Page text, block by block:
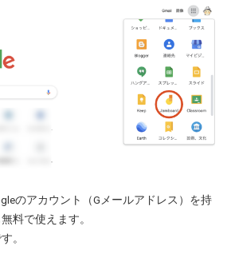
のアカウント（Gメールアドレス）を持
料で使えます。
。